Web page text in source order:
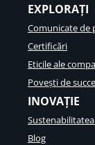
EXPLORAȚI
Comunicate de
Certificări
Eticile ale
Povești de
INOVAȚIE
Blog